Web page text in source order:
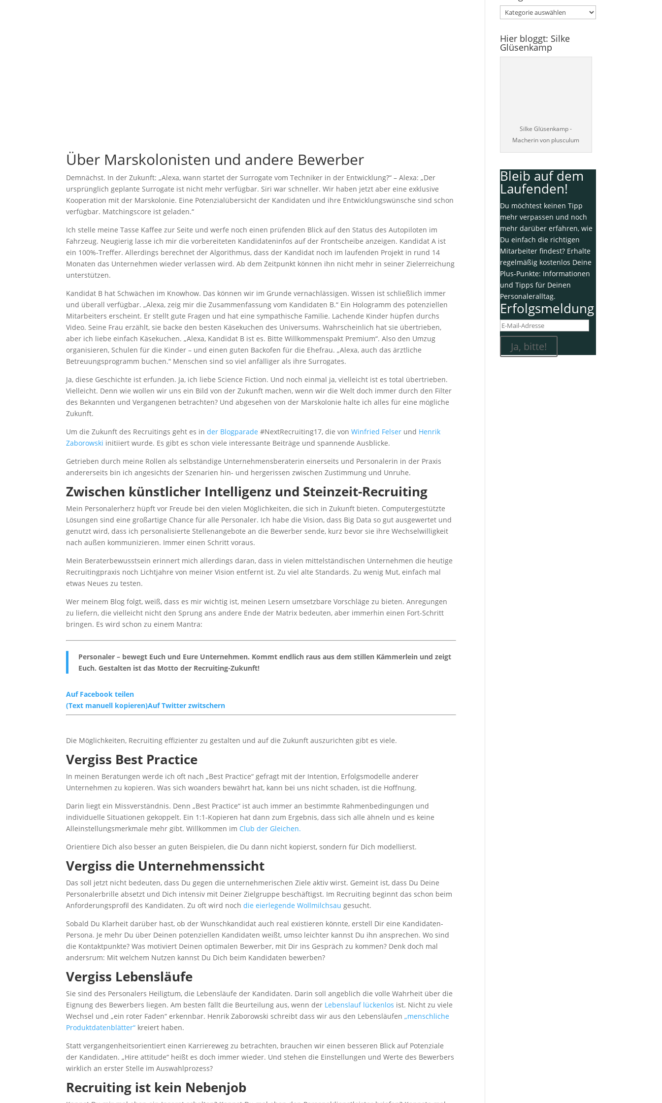
Über Marskolonisten und andere Bewerber
Demnächst. In der Zukunft: „Alexa, wann startet der Surrogate vom Techniker in der Entwicklung?“ – Alexa: „Der
ursprünglich geplante Surrogate ist nicht mehr verfügbar. Siri war schneller. Wir haben jetzt aber eine exklusive
Kooperation mit der Marskolonie. Eine Potenzialübersicht der Kandidaten und ihre Entwicklungswünsche sind schon
verfügbar. Matchingscore ist geladen.“
Ich stelle meine Tasse Kaffee zur Seite und werfe noch einen prüfenden Blick auf den Status des Autopiloten im
Fahrzeug. Neugierig lasse ich mir die vorbereiteten Kandidateninfos auf der Frontscheibe anzeigen. Kandidat A ist
ein 100%-Treffer. Allerdings berechnet der Algorithmus, dass der Kandidat noch im laufenden Projekt in rund 14
Monaten das Unternehmen wieder verlassen wird. Ab dem Zeitpunkt können ihn nicht mehr in seiner Zielerreichung
unterstützen.
Kandidat B hat Schwächen im Knowhow. Das können wir im Grunde vernachlässigen. Wissen ist schließlich immer
und überall verfügbar. „Alexa, zeig mir die Zusammenfassung vom Kandidaten B.“ Ein Hologramm des potenziellen
Mitarbeiters erscheint. Er stellt gute Fragen und hat eine sympathische Familie. Lachende Kinder hüpfen durchs
Video. Seine Frau erzählt, sie backe den besten Käsekuchen des Universums. Wahrscheinlich hat sie übertrieben,
aber ich liebe einfach Käsekuchen. „Alexa, Kandidat B ist es. Bitte Willkommenspakt Premium“. Also den Umzug
organisieren, Schulen für die Kinder – und einen guten Backofen für die Ehefrau. „Alexa, auch das ärztliche
Betreuungsprogramm buchen.“ Menschen sind so viel anfälliger als ihre Surrogates.
Ja, diese Geschichte ist erfunden. Ja, ich liebe Science Fiction. Und noch einmal ja, vielleicht ist es total übertrieben.
Vielleicht. Denn wie wollen wir uns ein Bild von der Zukunft machen, wenn wir die Welt doch immer durch den Filter
des Bekannten und Vergangenen betrachten? Und abgesehen von der Marskolonie halte ich alles für eine mögliche
Zukunft.
Um die Zukunft des Recruitings geht es inder Blogparade #NextRecruiting17, die vonWinfried Felser und Henrik
Zaborowski initiiert wurde. Es gibt es schon viele interessante Beiträge und spannende Ausblicke.
Getrieben durch meine Rollen als selbständige Unternehmensberaterin einerseits und Personalerin in der Praxis
andererseits bin ich angesichts der Szenarien hin- und hergerissen zwischen Zustimmung und Unruhe.
Zwischen künstlicher Intelligenz und Steinzeit-Recruiting
Mein Personalerherz hüpft vor Freude bei den vielen Möglichkeiten, die sich in Zukunft bieten. Computergestützte
Lösungen sind eine großartige Chance für alle Personaler. Ich habe die Vision, dass Big Data so gut ausgewertet und
genutzt wird, dass ich personalisierte Stellenangebote an die Bewerber sende, kurz bevor sie ihre Wechselwilligkeit
nach außen kommunizieren. Immer einen Schritt voraus.
Mein Beraterbewusstsein erinnert mich allerdings daran, dass in vielen mittelständischen Unternehmen die heutige
Recruitingpraxis noch Lichtjahre von meiner Vision entfernt ist. Zu viel alte Standards. Zu wenig Mut, einfach mal
etwas Neues zu testen.
Wer meinem Blog folgt, weiß, dass es mir wichtig ist, meinen Lesern umsetzbare Vorschläge zu bieten. Anregungen
zu liefern, die vielleicht nicht den Sprung ans andere Ende der Matrix bedeuten, aber immerhin einen Fort-Schritt
bringen. Es wird schon zu einem Mantra:
Personaler – bewegt Euch und Eure Unternehmen. Kommt endlich raus aus dem stillen Kämmerlein und zeigt
Euch. Gestalten ist das Motto der Recruiting-Zukunft!
Auf Facebook teilen
(Text manuell kopieren)Auf Twitter zwitschern
Die Möglichkeiten, Recruiting effizienter zu gestalten und auf die Zukunft auszurichten gibt es viele.
Vergiss Best Practice
In meinen Beratungen werde ich oft nach „Best Practice“ gefragt mit der Intention, Erfolgsmodelle anderer
Unternehmen zu kopieren. Was sich woanders bewährt hat, kann bei uns nicht schaden, ist die Hoffnung.
Darin liegt ein Missverständnis. Denn „Best Practice“ ist auch immer an bestimmte Rahmenbedingungen und
individuelle Situationen gekoppelt. Ein 1:1-Kopieren hat dann zum Ergebnis, dass sich alle ähneln und es keine
Alleinstellungsmerkmale mehr gibt. Willkommen im Club der Gleichen.
Orientiere Dich also besser an guten Beispielen, die Du dann nicht kopierst, sondern für Dich modellierst.
Vergiss die Unternehmenssicht
Das soll jetzt nicht bedeuten, dass Du gegen die unternehmerischen Ziele aktiv wirst. Gemeint ist, dass Du Deine
Personalerbrille absetzt und Dich intensiv mit Deiner Zielgruppe beschäftigst. Im Recruiting beginnt das schon beim
Anforderungsprofil des Kandidaten. Zu oft wird nochdie eierlegende Wollmilchsau gesucht.
Sobald Du Klarheit darüber hast, ob der Wunschkandidat auch real existieren könnte, erstell Dir eine Kandidaten-
Persona. Je mehr Du über Deinen potenziellen Kandidaten weißt, umso leichter kannst Du ihn ansprechen. Wo sind
die Kontaktpunkte? Was motiviert Deinen optimalen Bewerber, mit Dir ins Gespräch zu kommen? Denk doch mal
andersrum: Mit welchem Nutzen kannst Du Dich beim Kandidaten bewerben?
Vergiss Lebensläufe
Sie sind des Personalers Heiligtum, die Lebensläufe der Kandidaten. Darin soll angeblich die volle Wahrheit über die
Eignung des Bewerbers liegen. Am besten fällt die Beurteilung aus, wenn der Lebenslauf lückenlos ist. Nicht zu viele
Wechsel und „ein roter Faden“ erkennbar. Henrik Zaborowski schreibt dass wir aus den Lebensläufen„menschliche
Produktdatenblätter“ kreiert haben.
Statt vergangenheitsorientiert einen Karriereweg zu betrachten, brauchen wir einen besseren Blick auf Potenziale
der Kandidaten. „Hire attitude“ heißt es doch immer wieder. Und stehen die Einstellungen und Werte des Bewerbers
wirklich an erster Stelle im Auswahlprozess?
Recruiting ist kein Nebenjob
Kategorien
Hier bloggt: Silke
Glüsenkamp
Silke Glüsenkamp -
Macherin von plusculum
Bleib auf dem
Laufenden!
Du möchtest keinen Tipp
mehr verpassen und noch
mehr darüber erfahren, wie
Du einfach die richtigen
Mitarbeiter findest? Erhalte
regelmäßig kostenlos Deine
Plus-Punkte: Informationen
und Tipps für Deinen
Personaleralltag.
Erfolgsmeldung
Ja, bitte!